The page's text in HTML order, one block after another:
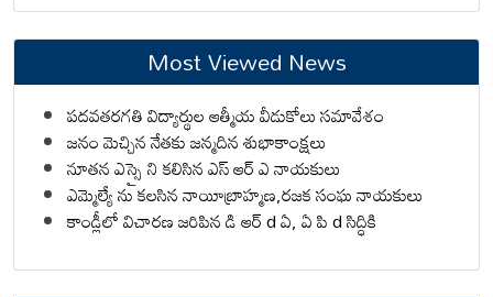
Most Viewed News
పదవతరగతి విద్యార్థుల ఆత్మీయ వీడుకోలు సమావేశం
జనం మెచ్చిన నేతకు జన్మదిన శుభాకాంక్షలు
నూతన ఎస్సై ని కలిసిన ఎస్ ఆర్ ఎ నాయకులు
ఎమ్మెల్యే ను కలసిన నాయీబ్రాహ్మణ,రజక సంఘ నాయకులు
కాండ్లీలో విచారణ జరిపిన డి ఆర్ d ఏ, ఏ పి d సిద్ధికి